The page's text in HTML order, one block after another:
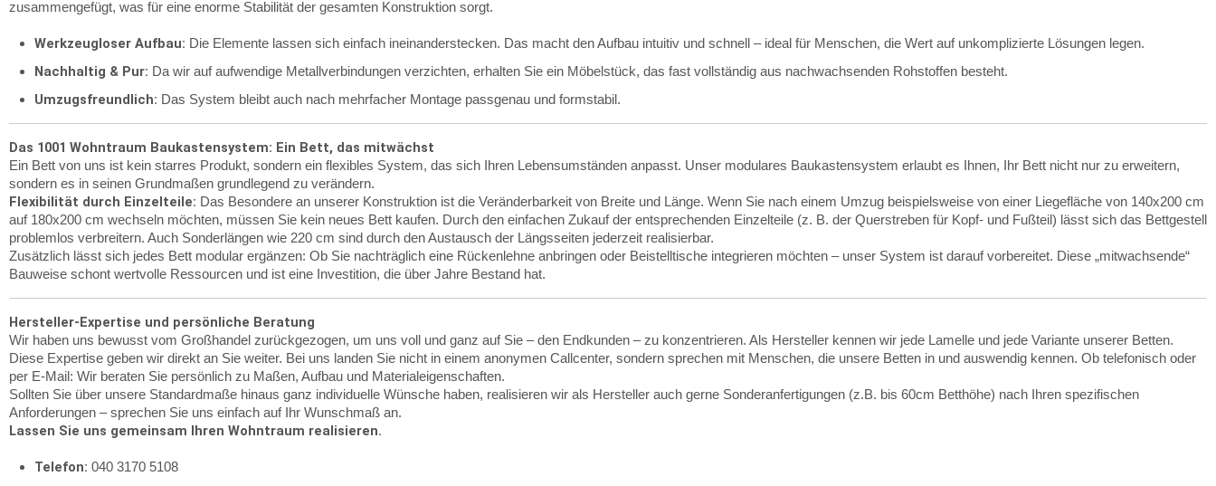
zusammengefügt, was für eine enorme Stabilität der gesamten Konstruktion sorgt.
Werkzeugloser Aufbau: Die Elemente lassen sich einfach ineinanderstecken. Das macht den Aufbau intuitiv und schnell – ideal für Menschen, die Wert auf unkomplizierte Lösungen legen.
Nachhaltig & Pur: Da wir auf aufwendige Metallverbindungen verzichten, erhalten Sie ein Möbelstück, das fast vollständig aus nachwachsenden Rohstoffen besteht.
Umzugsfreundlich: Das System bleibt auch nach mehrfacher Montage passgenau und formstabil.
Das 1001 Wohntraum Baukastensystem: Ein Bett, das mitwächst
Ein Bett von uns ist kein starres Produkt, sondern ein flexibles System, das sich Ihren Lebensumständen anpasst. Unser modulares Baukastensystem erlaubt es Ihnen, Ihr Bett nicht nur zu erweitern,
sondern es in seinen Grundmaßen grundlegend zu verändern.
Flexibilität durch Einzelteile: Das Besondere an unserer Konstruktion ist die Veränderbarkeit von Breite und Länge. Wenn Sie nach einem Umzug beispielsweise von einer Liegefläche von 140x200 cm
auf 180x200 cm wechseln möchten, müssen Sie kein neues Bett kaufen. Durch den einfachen Zukauf der entsprechenden Einzelteile (z. B. der Querstreben für Kopf- und Fußteil) lässt sich das Bettgestell
problemlos verbreitern. Auch Sonderlängen wie 220 cm sind durch den Austausch der Längsseiten jederzeit realisierbar.
Zusätzlich lässt sich jedes Bett modular ergänzen: Ob Sie nachträglich eine Rückenlehne anbringen oder Beistelltische integrieren möchten – unser System ist darauf vorbereitet. Diese „mitwachsende“
Bauweise schont wertvolle Ressourcen und ist eine Investition, die über Jahre Bestand hat.
Hersteller-Expertise und persönliche Beratung
Wir haben uns bewusst vom Großhandel zurückgezogen, um uns voll und ganz auf Sie – den Endkunden – zu konzentrieren. Als Hersteller kennen wir jede Lamelle und jede Variante unserer Betten.
Diese Expertise geben wir direkt an Sie weiter. Bei uns landen Sie nicht in einem anonymen Callcenter, sondern sprechen mit Menschen, die unsere Betten in und auswendig kennen. Ob telefonisch oder
per E-Mail: Wir beraten Sie persönlich zu Maßen, Aufbau und Materialeigenschaften.
Sollten Sie über unsere Standardmaße hinaus ganz individuelle Wünsche haben, realisieren wir als Hersteller auch gerne Sonderanfertigungen (z.B. bis 60cm Betthöhe) nach Ihren spezifischen
Anforderungen – sprechen Sie uns einfach auf Ihr Wunschmaß an.
Lassen Sie uns gemeinsam Ihren Wohntraum realisieren.
Telefon: 040 3170 5108